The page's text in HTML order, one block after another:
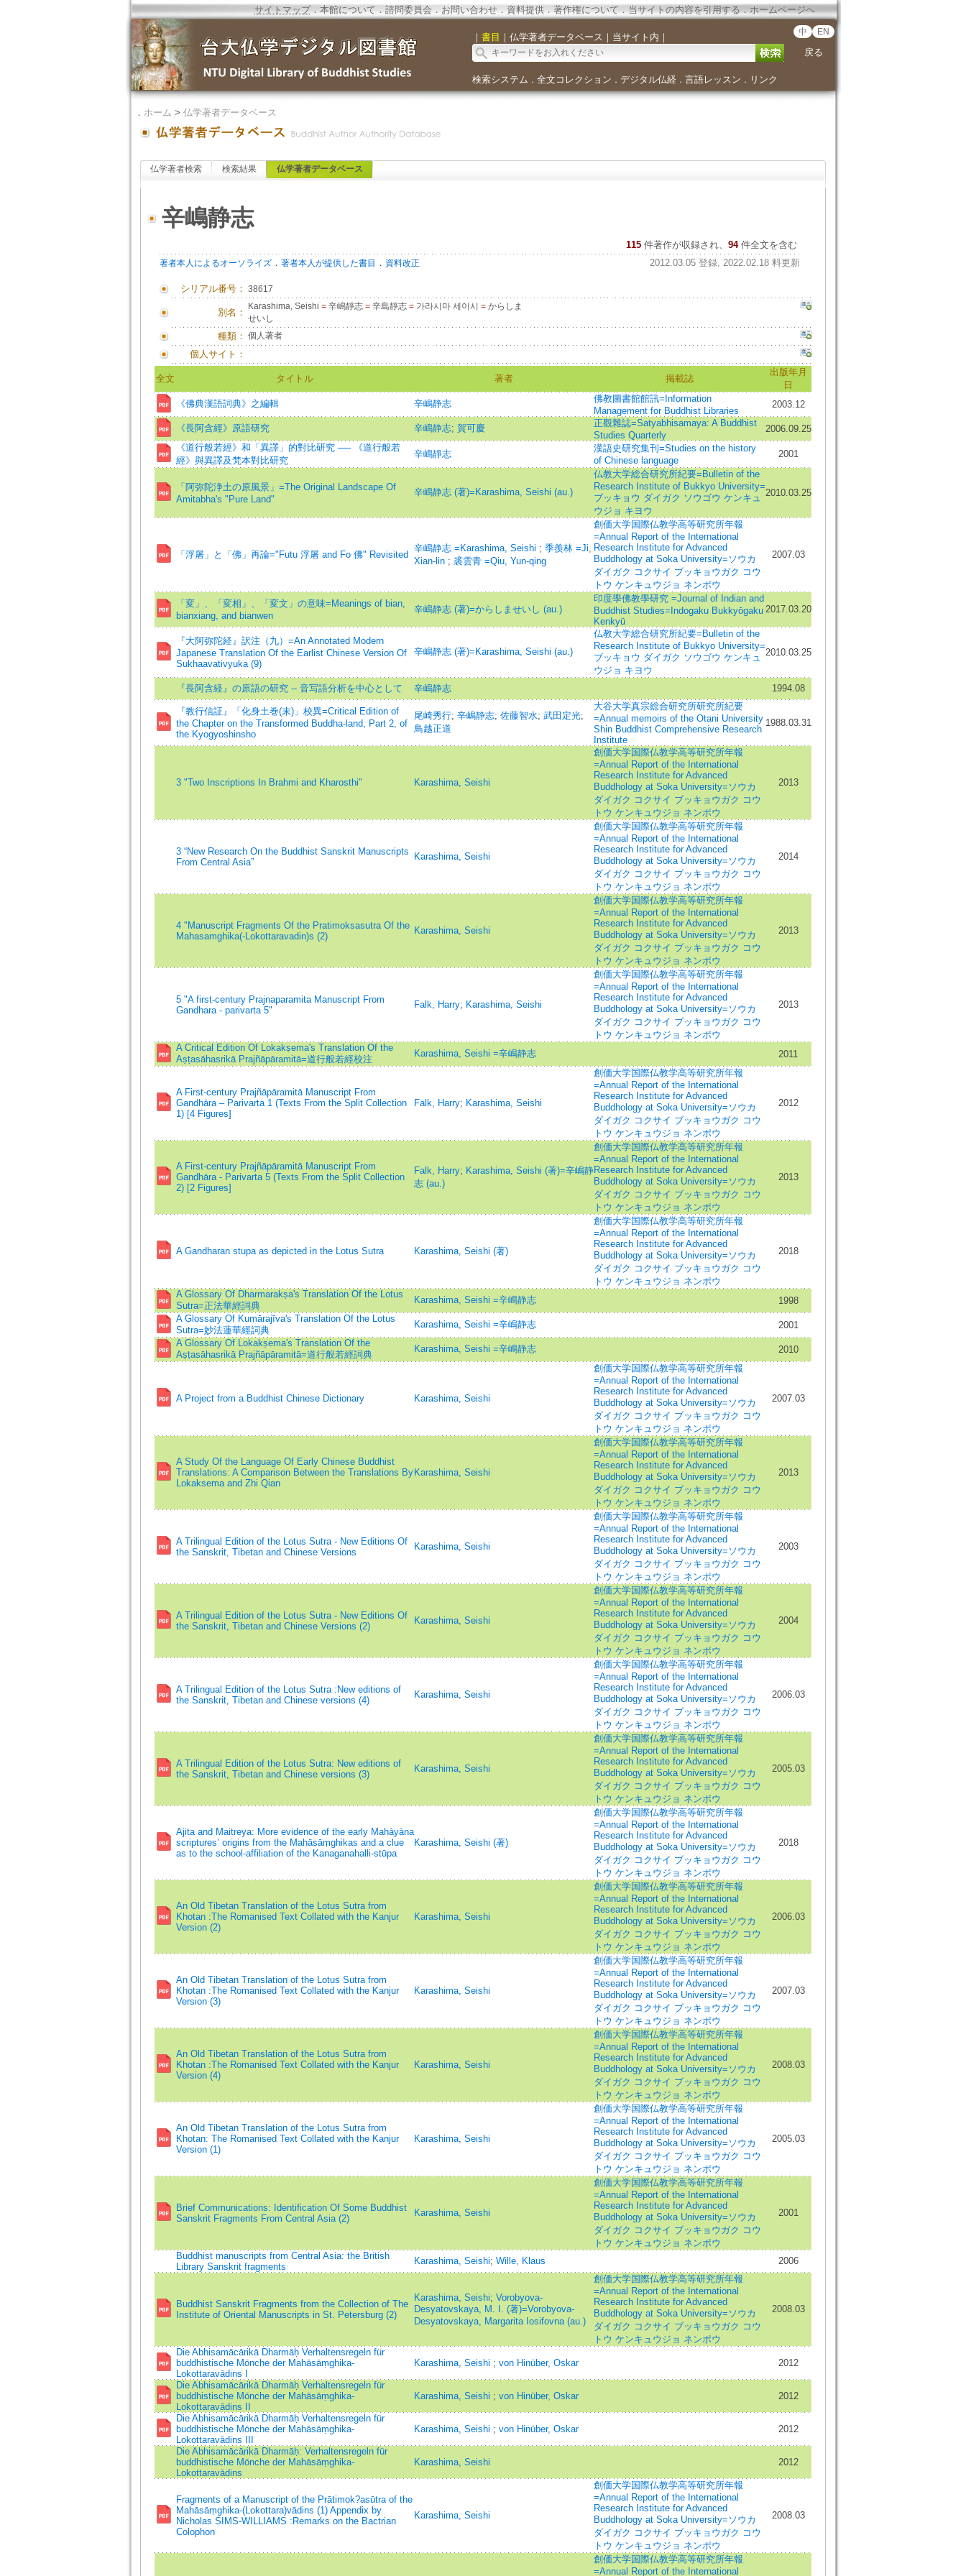
サイトマップ．本館について．諮問委員会． お問い合わせ． 資料提供．著作権について．当サイトの内容を引用する．ホームページへ
｜ 書目 ｜ 仏学著者データベース ｜ 当サイト内 ｜ 中 EN
戻る
検索システム ． 全文コレクション ． デジタル仏経． 言語レッスン ． リンク
． ホーム > 仏学著者データベース
仏学著者検索 検索結果 仏学著者データベース
辛嶋静志
115 件著作が収録され、 94件全文を含む
著者本人によるオーソライズ． 著者本人が提供した書目 ． 資料改正 2012.03.05 登録, 2022.02.18 料更新
シリアル番号： 38617
別名：
Karashima, Seishi =辛嶋靜志 =辛島靜志 =가라시마 세이시 =からしま
せいし
種類： 個人著者
個人サイト：
全文 タイトル 著者 掲載誌
出版年月
日
《佛典漢語詞典》之編輯
辛嶋静志
佛教圖書館館訊=Information
Management for Buddhist Libraries
2003.12
《長阿含經》原語研究 辛嶋静志; 賀可慶
正觀雜誌=Satyabhisamaya: A Buddhist
Studies Quarterly
2006.09.25
《道行般若經》和「異譯」的對比研究 ── 《道行般若
經》與異譯及梵本對比研究
辛嶋靜志
漢語史研究集刊=Studies on the history
of Chinese language
2001
「阿弥陀浄土の原風景」=The Original Landscape Of
Amitabha's "Pure Land"
辛嶋静志 (著)=Karashima, Seishi (au.)
仏教大学総合研究所紀要=Bulletin of the
Research Institute of Bukkyo University=
ブッキョウ ダイガク ソウゴウ ケンキュ
ウジョ キヨウ
2010.03.25
「浮屠」と「佛」再論="Futu 浮屠 and Fo 佛" Revisited
辛嶋静志 =Karashima, Seishi ; 季羨林 =Ji,
Xian-lin ; 裘雲青 =Qiu, Yun-qing
創価大学国際仏教学高等研究所年報
=Annual Report of the International
Research Institute for Advanced
Buddhology at Soka University=ソウカ
ダイガク コクサイ ブッキョウガク コウ
トウ ケンキュウジョ ネンポウ
2007.03
「変」、「変相」、「変文」の意味=Meanings of bian,
bianxiang, and bianwen
辛嶋静志 (著)=からしませいし (au.)
印度學佛教學研究 =Journal of Indian and
Buddhist Studies=Indogaku Bukkyōgaku
Kenkyū
2017.03.20
『大阿弥陀経』訳注（九）=An Annotated Modern
Japanese Translation Of the Earlist Chinese Version Of
Sukhaavativyuka (9)
辛嶋静志 (著)=Karashima, Seishi (au.)
仏教大学総合研究所紀要=Bulletin of the
Research Institute of Bukkyo University=
ブッキョウ ダイガク ソウゴウ ケンキュ
ウジョ キヨウ
2010.03.25
『長阿含経』の原語の研究 -- 音写語分析を中心として 辛嶋静志 1994.08
『教行信証』「化身土巻(末)」校異=Critical Edition of
the Chapter on the Transformed Buddha-land, Part 2, of
the Kyogyoshinsho
尾崎秀行; 辛嶋静志; 佐藤智水; 武田定光;
鳥越正道
大谷大学真宗総合研究所研究所紀要
=Annual memoirs of the Otani University
Shin Buddhist Comprehensive Research
Institute
1988.03.31
3 "Two Inscriptions In Brahmi and Kharosthi" Karashima, Seishi
創価大学国際仏教学高等研究所年報
=Annual Report of the International
Research Institute for Advanced
Buddhology at Soka University=ソウカ
ダイガク コクサイ ブッキョウガク コウ
トウ ケンキュウジョ ネンポウ
2013
3 “New Research On the Buddhist Sanskrit Manuscripts
From Central Asia”
Karashima, Seishi
創価大学国際仏教学高等研究所年報
=Annual Report of the International
Research Institute for Advanced
Buddhology at Soka University=ソウカ
ダイガク コクサイ ブッキョウガク コウ
トウ ケンキュウジョ ネンポウ
2014
4 "Manuscript Fragments Of the Pratimoksasutra Of the
Mahasamghika(-Lokottaravadin)s (2)
Karashima, Seishi
創価大学国際仏教学高等研究所年報
=Annual Report of the International
Research Institute for Advanced
Buddhology at Soka University=ソウカ
ダイガク コクサイ ブッキョウガク コウ
トウ ケンキュウジョ ネンポウ
2013
5 "A first-century Prajnaparamita Manuscript From
Gandhara - parivarta 5"
Falk, Harry; Karashima, Seishi
創価大学国際仏教学高等研究所年報
=Annual Report of the International
Research Institute for Advanced
Buddhology at Soka University=ソウカ
ダイガク コクサイ ブッキョウガク コウ
トウ ケンキュウジョ ネンポウ
2013
A Critical Edition Of Lokakṣema's Translation Of the
Aṣṭasāhasrikā Prajñāpāramitā=道行般若經校注
Karashima, Seishi =辛嶋静志 2011
A First-century Prajñāpāramitā Manuscript From
Gandhāra – Parivarta 1 (Texts From the Split Collection
1) [4 Figures]
Falk, Harry; Karashima, Seishi
創価大学国際仏教学高等研究所年報
=Annual Report of the International
Research Institute for Advanced
Buddhology at Soka University=ソウカ
ダイガク コクサイ ブッキョウガク コウ
トウ ケンキュウジョ ネンポウ
2012
A First-century Prajñāpāramitā Manuscript From
Gandhāra - Parivarta 5 (Texts From the Split Collection
2) [2 Figures]
Falk, Harry; Karashima, Seishi (著)=辛嶋静
志 (au.)
創価大学国際仏教学高等研究所年報
=Annual Report of the International
Research Institute for Advanced
Buddhology at Soka University=ソウカ
ダイガク コクサイ ブッキョウガク コウ
トウ ケンキュウジョ ネンポウ
2013
A Gandharan stupa as depicted in the Lotus Sutra Karashima, Seishi (著)
創価大学国際仏教学高等研究所年報
=Annual Report of the International
Research Institute for Advanced
Buddhology at Soka University=ソウカ
ダイガク コクサイ ブッキョウガク コウ
トウ ケンキュウジョ ネンポウ
2018
A Glossary Of Dharmarakṣa's Translation Of the Lotus
Sutra=正法華經詞典
Karashima, Seishi =辛嶋静志
1998
A Glossary Of Kumārajīva's Translation Of the Lotus
Sutra=妙法蓮華經詞典
Karashima, Seishi =辛嶋静志
2001
A Glossary Of Lokakṣema's Translation Of the
Aṣṭasāhasrikā Prajñāpāramitā=道行般若經詞典
Karashima, Seishi =辛嶋静志 2010
A Project from a Buddhist Chinese Dictionary Karashima, Seishi
創価大学国際仏教学高等研究所年報
=Annual Report of the International
Research Institute for Advanced
Buddhology at Soka University=ソウカ
ダイガク コクサイ ブッキョウガク コウ
トウ ケンキュウジョ ネンポウ
2007.03
A Study Of the Language Of Early Chinese Buddhist
Translations: A Comparison Between the Translations By
Lokaksema and Zhi Qian
Karashima, Seishi
創価大学国際仏教学高等研究所年報
=Annual Report of the International
Research Institute for Advanced
Buddhology at Soka University=ソウカ
ダイガク コクサイ ブッキョウガク コウ
トウ ケンキュウジョ ネンポウ
2013
A Trilingual Edition of the Lotus Sutra - New Editions Of
the Sanskrit, Tibetan and Chinese Versions
Karashima, Seishi
創価大学国際仏教学高等研究所年報
=Annual Report of the International
Research Institute for Advanced
Buddhology at Soka University=ソウカ
ダイガク コクサイ ブッキョウガク コウ
トウ ケンキュウジョ ネンポウ
2003
A Trilingual Edition of the Lotus Sutra - New Editions Of
the Sanskrit, Tibetan and Chinese Versions (2)
Karashima, Seishi
創価大学国際仏教学高等研究所年報
=Annual Report of the International
Research Institute for Advanced
Buddhology at Soka University=ソウカ
ダイガク コクサイ ブッキョウガク コウ
トウ ケンキュウジョ ネンポウ
2004
A Trilingual Edition of the Lotus Sutra :New editions of
the Sanskrit, Tibetan and Chinese versions (4)
Karashima, Seishi
創価大学国際仏教学高等研究所年報
=Annual Report of the International
Research Institute for Advanced
Buddhology at Soka University=ソウカ
ダイガク コクサイ ブッキョウガク コウ
トウ ケンキュウジョ ネンポウ
2006.03
A Trilingual Edition of the Lotus Sutra: New editions of
the Sanskrit, Tibetan and Chinese versions (3)
Karashima, Seishi
創価大学国際仏教学高等研究所年報
=Annual Report of the International
Research Institute for Advanced
Buddhology at Soka University=ソウカ
ダイガク コクサイ ブッキョウガク コウ
トウ ケンキュウジョ ネンポウ
2005.03
Ajita and Maitreya: More evidence of the early Mahāyāna
scriptures’ origins from the Mahāsāṃghikas and a clue
as to the school-affiliation of the Kanaganahalli-stūpa
Karashima, Seishi (著)
創価大学国際仏教学高等研究所年報
=Annual Report of the International
Research Institute for Advanced
Buddhology at Soka University=ソウカ
ダイガク コクサイ ブッキョウガク コウ
トウ ケンキュウジョ ネンポウ
2018
An Old Tibetan Translation of the Lotus Sutra from
Khotan :The Romanised Text Collated with the Kanjur
Version (2)
Karashima, Seishi
創価大学国際仏教学高等研究所年報
=Annual Report of the International
Research Institute for Advanced
Buddhology at Soka University=ソウカ
ダイガク コクサイ ブッキョウガク コウ
トウ ケンキュウジョ ネンポウ
2006.03
An Old Tibetan Translation of the Lotus Sutra from
Khotan :The Romanised Text Collated with the Kanjur
Version (3)
Karashima, Seishi
創価大学国際仏教学高等研究所年報
=Annual Report of the International
Research Institute for Advanced
Buddhology at Soka University=ソウカ
ダイガク コクサイ ブッキョウガク コウ
トウ ケンキュウジョ ネンポウ
2007.03
An Old Tibetan Translation of the Lotus Sutra from
Khotan :The Romanised Text Collated with the Kanjur
Version (4)
Karashima, Seishi
創価大学国際仏教学高等研究所年報
=Annual Report of the International
Research Institute for Advanced
Buddhology at Soka University=ソウカ
ダイガク コクサイ ブッキョウガク コウ
トウ ケンキュウジョ ネンポウ
2008.03
An Old Tibetan Translation of the Lotus Sutra from
Khotan: The Romanised Text Collated with the Kanjur
Version (1)
Karashima, Seishi
創価大学国際仏教学高等研究所年報
=Annual Report of the International
Research Institute for Advanced
Buddhology at Soka University=ソウカ
ダイガク コクサイ ブッキョウガク コウ
トウ ケンキュウジョ ネンポウ
2005.03
Brief Communications: Identification Of Some Buddhist
Sanskrit Fragments From Central Asia (2)
Karashima, Seishi
創価大学国際仏教学高等研究所年報
=Annual Report of the International
Research Institute for Advanced
Buddhology at Soka University=ソウカ
ダイガク コクサイ ブッキョウガク コウ
トウ ケンキュウジョ ネンポウ
2001
Buddhist manuscripts from Central Asia: the British
Library Sanskrit fragments
Karashima, Seishi; Wille, Klaus 2006
Buddhist Sanskrit Fragments from the Collection of The
Institute of Oriental Manuscripts in St. Petersburg (2)
Karashima, Seishi; Vorobyova-
Desyatovskaya, M. I. (著)=Vorobyova-
Desyatovskaya, Margarita Iosifovna (au.)
創価大学国際仏教学高等研究所年報
=Annual Report of the International
Research Institute for Advanced
Buddhology at Soka University=ソウカ
ダイガク コクサイ ブッキョウガク コウ
トウ ケンキュウジョ ネンポウ
2008.03
Die Abhisamācārikā Dharmāḥ Verhaltensregeln für
buddhistische Mönche der Mahāsāṃghika-
Lokottaravādins I
Karashima, Seishi ; von Hinüber, Oskar 2012
Die Abhisamācārikā Dharmāḥ Verhaltensregeln für
buddhistische Mönche der Mahāsāṃghika-
Lokottaravādins II
Karashima, Seishi ; von Hinüber, Oskar 2012
Die Abhisamācārikā Dharmāḥ Verhaltensregeln für
buddhistische Mönche der Mahāsāṃghika-
Lokottaravādins III
Karashima, Seishi ; von Hinüber, Oskar 2012
Die Abhisamācārikā Dharmāḥ: Verhaltensregeln für
buddhistische Mӧnche der Mahāsāṃghika-
Lokottaravādins
Karashima, Seishi 2012
Fragments of a Manuscript of the Prātimok?asūtra of the
Mahāsāṃghika-(Lokottara)vādins (1) Appendix by
Nicholas SIMS-WILLIAMS :Remarks on the Bactrian
Colophon
Karashima, Seishi
創価大学国際仏教学高等研究所年報
=Annual Report of the International
Research Institute for Advanced
Buddhology at Soka University=ソウカ
ダイガク コクサイ ブッキョウガク コウ
トウ ケンキュウジョ ネンポウ
2008.03
創価大学国際仏教学高等研究所年報
=Annual Report of the International